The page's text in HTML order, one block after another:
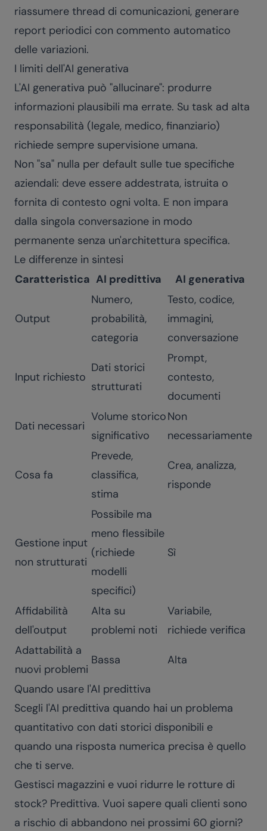
riassumere thread di comunicazioni, generare
report periodici con commento automatico
delle variazioni.
I limiti dell'AI generativa
L'AI generativa può "allucinare": produrre
informazioni plausibili ma errate. Su task ad alta
responsabilità (legale, medico, finanziario)
richiede sempre supervisione umana.
Non "sa" nulla per default sulle tue specifiche
aziendali: deve essere addestrata, istruita o
fornita di contesto ogni volta. E non impara
dalla singola conversazione in modo
permanente senza un'architettura specifica.
Le differenze in sintesi
Caratteristica AI predittiva AI generativa
Output
Numero,
probabilità,
categoria
Testo, codice,
immagini,
conversazione
Input richiesto
Dati storici
strutturati
Prompt,
contesto,
documenti
Dati necessari
Volume storico
significativo
Non
necessariamente
Cosa fa
Prevede,
classifica,
stima
Crea, analizza,
risponde
Gestione input
non strutturati
Possibile ma
meno flessibile
(richiede
modelli
specifici)
Sì
Affidabilità
dell'output
Alta su
problemi noti
Variabile,
richiede verifica
Adattabilità a
nuovi problemi
Bassa Alta
Quando usare l'AI predittiva
Scegli l'AI predittiva quando hai un problema
quantitativo con dati storici disponibili e
quando una risposta numerica precisa è quello
che ti serve.
Gestisci magazzini e vuoi ridurre le rotture di
stock? Predittiva. Vuoi sapere quali clienti sono
a rischio di abbandono nei prossimi 60 giorni?